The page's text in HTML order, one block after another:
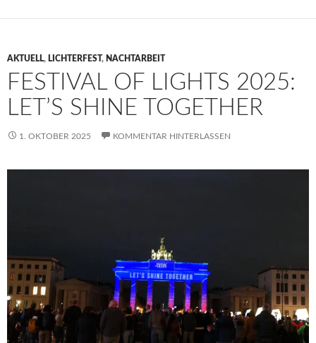
AKTUELL, LICHTERFEST, NACHTARBEIT
FESTIVAL OF LIGHTS 2025:
LET’S SHINE TOGETHER
1. OKTOBER 2025 KOMMENTAR HINTERLASSEN